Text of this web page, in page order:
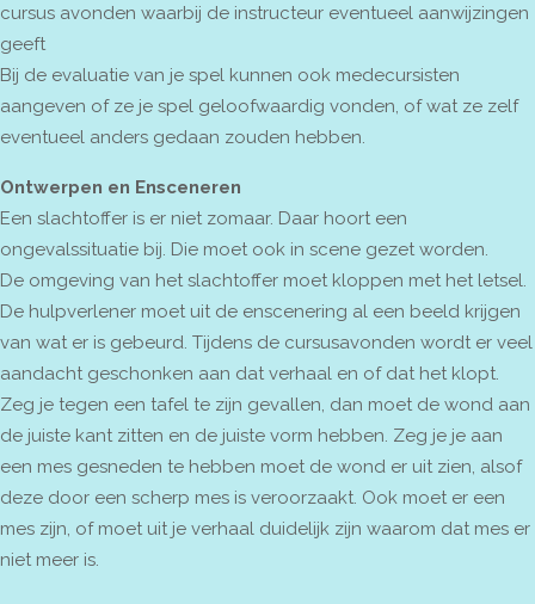
cursus avonden waarbij de instructeur eventueel aanwijzingen
geeft
Bij de evaluatie van je spel kunnen ook medecursisten
aangeven of ze je spel geloofwaardig vonden, of wat ze zelf
eventueel anders gedaan zouden hebben.
Ontwerpen en Ensceneren
Een slachtoffer is er niet zomaar. Daar hoort een
ongevalssituatie bij. Die moet ook in scene gezet worden.
De omgeving van het slachtoffer moet kloppen met het letsel.
De hulpverlener moet uit de enscenering al een beeld krijgen
van wat er is gebeurd. Tijdens de cursusavonden wordt er veel
aandacht geschonken aan dat verhaal en of dat het klopt.
Zeg je tegen een tafel te zijn gevallen, dan moet de wond aan
de juiste kant zitten en de juiste vorm hebben. Zeg je je aan
een mes gesneden te hebben moet de wond er uit zien, alsof
deze door een scherp mes is veroorzaakt. Ook moet er een
mes zijn, of moet uit je verhaal duidelijk zijn waarom dat mes er
niet meer is.